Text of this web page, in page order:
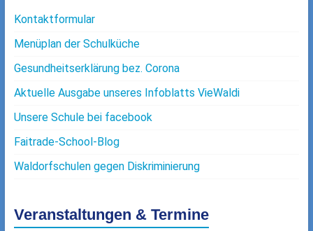
Kontaktformular
Menüplan der Schulküche
Gesundheitserklärung bez. Corona
Aktuelle Ausgabe unseres Infoblatts VieWaldi
Unsere Schule bei facebook
Faitrade-School-Blog
Waldorfschulen gegen Diskriminierung
Veranstaltungen & Termine